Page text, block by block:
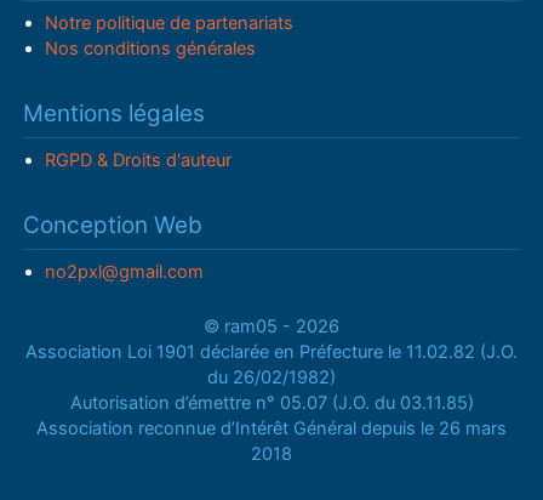
Notre politique de partenariats
Nos conditions générales
Mentions légales
RGPD & Droits d'auteur
Conception Web
no2pxl@gmail.com
© ram05 - 2026
Association Loi 1901 déclarée en Préfecture le 11.02.82 (J.O.
du 26/02/1982)
Autorisation d’émettre n° 05.07 (J.O. du 03.11.85)
Association reconnue d’Intérêt Général depuis le 26 mars
2018